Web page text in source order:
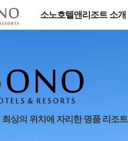
소노호텔앤리조트 소개
최상의 위치에 자리한 명품 리조트